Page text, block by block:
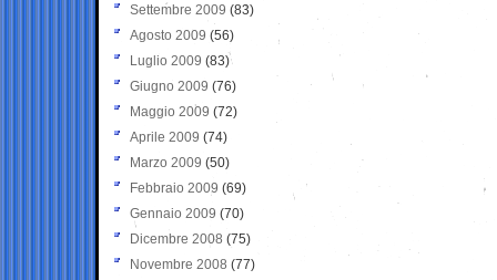
Settembre 2009 (83)
Agosto 2009 (56)
Luglio 2009 (83)
Giugno 2009 (76)
Maggio 2009 (72)
Aprile 2009 (74)
Marzo 2009 (50)
Febbraio 2009 (69)
Gennaio 2009 (70)
Dicembre 2008 (75)
Novembre 2008 (77)